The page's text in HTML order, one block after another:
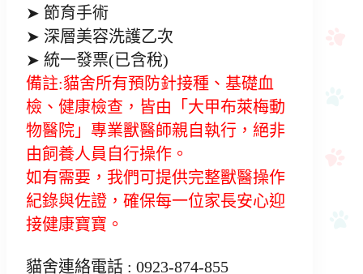
➤ 節育手術
➤ 深層美容洗護乙次
➤ 統一發票(已含稅)
備註:貓舍所有預防針接種、基礎血
檢、健康檢查，皆由「大甲布萊梅動
物醫院」專業獸醫師親自執行，絕非
由飼養人員自行操作。
如有需要，我們可提供完整獸醫操作
紀錄與佐證，確保每一位家長安心迎
接健康寶寶。
貓舍連絡電話 : 0923-874-855